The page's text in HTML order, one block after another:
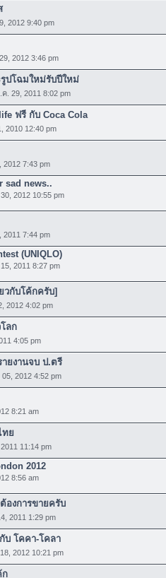
2012 9:40 pm
2012 3:46 pm
ปโฉมใหม่รับปีใหม่
. 29, 2011 8:02 pm
ฟรี กับ Coca Cola
2010 12:40 pm
7:43 pm
sad news..
2012 10:55 pm
7:44 pm
(UNIQLO)
2011 8:27 pm
วกับโค้กครับ]
2012 4:02 pm
ลก
4:05 pm
ยงานจบ ป.ตรี
2012 4:52 pm
8:21 am
ทย
11:14 pm
2012
8:56 am
องการขายครับ
2011 1:29 pm
บ โคคา-โคลา
2012 10:21 pm
ก